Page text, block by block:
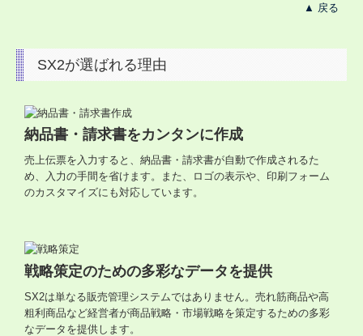
戦略販売・購買情報システム
建設業用会計情報DB
▲ 戻る
SX2が選ばれる理由
納品書・請求書をカンタンに作成
売上伝票を入力すると、納品書・請求書が自動で作成されるた
め、入力の手間を省けます。また、ロゴの表示や、印刷フォーム
のカスタマイズにも対応しています。
戦略策定のための多彩なデータを提供
SX2は単なる販売管理システムではありません。売れ筋商品や高
粗利商品など経営者が商品戦略・市場戦略を策定するための多彩
なデータを提供します。